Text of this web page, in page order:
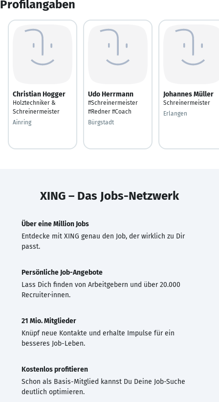
Profilangaben
Christian Hogger
Holztechniker &
Schreinermeister
Ainring
Udo Herrmann
#Schreinermeister
#Redner #Coach
Bürgstadt
Johannes Müller
Schreinermeister
Erlangen
XING – Das Jobs-Netzwerk
Über eine Million Jobs
Entdecke mit XING genau den Job, der wirklich zu Dir
passt.
Persönliche Job-Angebote
Lass Dich finden von Arbeitgebern und über 20.000
Recruiter·innen.
21 Mio. Mitglieder
Knüpf neue Kontakte und erhalte Impulse für ein
besseres Job-Leben.
Kostenlos profitieren
Schon als Basis-Mitglied kannst Du Deine Job-Suche
deutlich optimieren.